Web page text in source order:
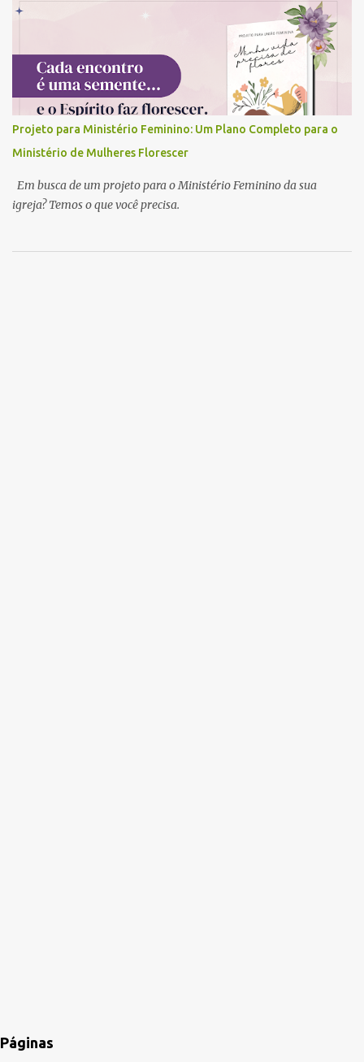
Projeto para Ministério Feminino: Um Plano Completo para o
Ministério de Mulheres Florescer
Em busca de um projeto para o Ministério Feminino da sua
igreja? Temos o que você precisa.
Páginas